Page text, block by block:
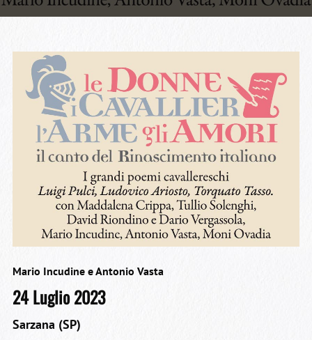
Mario Incudine e Antonio Vasta
24 Luglio 2023
Sarzana (SP)